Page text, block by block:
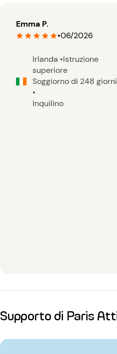
Emma P.
•06/2026
Irlanda •Istruzione
superiore
Soggiorno di 248 giorni
•
Inquilino
Supporto di Paris